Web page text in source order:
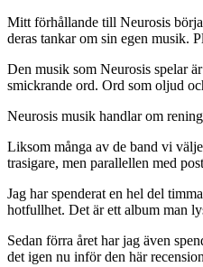
Mitt förhållande till Neurosis
deras tankar om sin egen musik.
Den musik som Neurosis spelar
smickrande ord. Ord som oljud
Neurosis musik handlar om
Liksom många av de band vi
trasigare, men parallellen med
Jag har spenderat en hel del
hotfullhet. Det är ett album man
Sedan förra året har jag även
det igen nu inför den här